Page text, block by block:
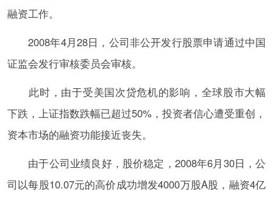
融资工作。
2008年4月28日，公司非公开发行股票申请通过中国
证监会发行审核委员会审核。
此时，由于受美国次贷危机的影响，全球股市大幅
下跌，上证指数跌幅已超过50%，投资者信心遭受重创，
资本市场的融资功能接近丧失。
由于公司业绩良好，股价稳定，2008年6月30日，公
司以每股10.07元的高价成功增发4000万股A股，融资4亿